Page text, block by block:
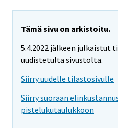
Tämä sivu on arkistoitu.
5.4.2022 jälkeen julkaistut
uudistetulta sivustolta.
Siirry uudelle tilastosivulle
Siirry suoraan
pistelukutaulukkoon